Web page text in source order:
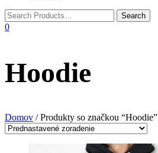
0
Hoodie
Domov / Produkty so značkou “Hoodie”